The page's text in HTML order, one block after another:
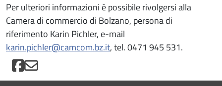
Per ulteriori informazioni è possibile rivolgersi alla
Camera di commercio di Bolzano, persona di
riferimento Karin Pichler, e-mail
karin.pichler@camcom.bz.it, tel. 0471 945 531.